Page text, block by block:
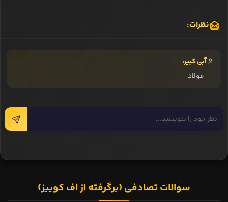
نظرات:
آبی کبیر:
فولاد
سوالات تصادفی (برگرفته از اف کوییز)